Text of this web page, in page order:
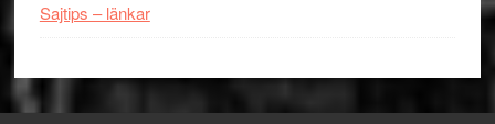
Sajtips – länkar